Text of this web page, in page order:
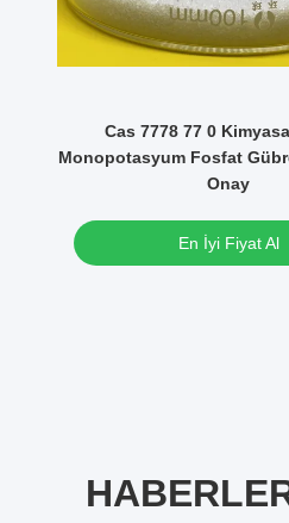
Cas 7778 77 0
Monopotasyum Fosfat
Onay
En İyi Fiyat Al